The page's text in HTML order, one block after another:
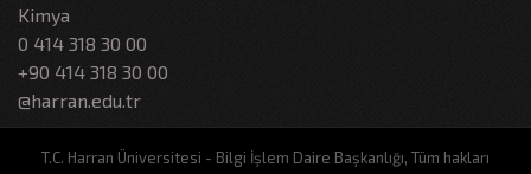
Kimya
0 414 318 30 00
+90 414 318 30 00
@harran.edu.tr
T.C. Harran Üniversitesi - Bilgi İşlem Daire Başkanlığı, Tüm hakları